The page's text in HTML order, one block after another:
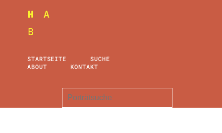
STARTSEITE
SUCHE
ABOUT
KONTAKT